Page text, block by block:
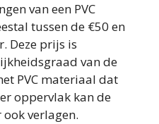
van een PVC
tussen de €50 en
Deze prijs is
van de
PVC materiaal dat
oppervlak kan de
verlagen.